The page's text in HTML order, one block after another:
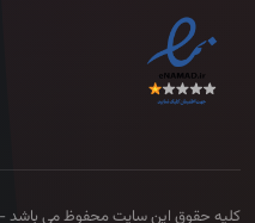
کلیه حقوق این سایت محفوظ می باشد - ©